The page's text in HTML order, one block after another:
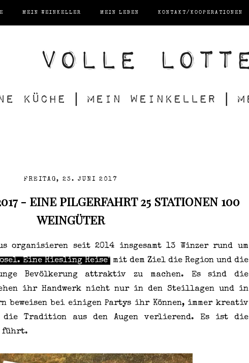
MEIN WEINKELLER MEIN LEBEN KONTAKT/KOOPERATIONEN
FREITAG, 23. JUNI 2017
- EINE PILGERFAHRT 25 STATIONEN 100
WEINGÜTER
organisieren seit 2014 insgesamt 13 Winzer rund um
Eine Riesling Reise" mit dem Ziel die Region und die
Bevölkerung attraktiv zu machen. Es sind die
ihr Handwerk nicht nur in den Steillagen und in
beweisen bei einigen Partys ihr Können, immer kreativ
die Tradition aus den Augen verlierend. Es ist die
führt.